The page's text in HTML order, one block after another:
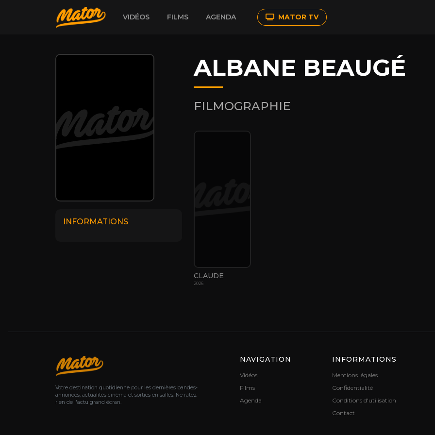
VIDÉOS FILMS AGENDA MATOR TV
INFORMATIONS
ALBANE BEAUGÉ
FILMOGRAPHIE
CLAUDE
2026
Votre destination quotidienne pour les dernières bandes-
annonces, actualités cinéma et sorties en salles. Ne ratez
rien de l'actu grand écran.
NAVIGATION
Vidéos
Films
Agenda
INFORMATIONS
Mentions légales
Confidentialité
Conditions d'utilisation
Contact